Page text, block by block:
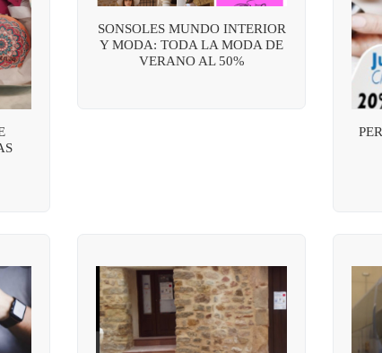
SONSOLES MUNDO INTERIOR
Y MODA: TODA LA MODA DE
VERANO AL 50%